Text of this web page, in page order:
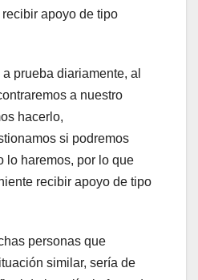
apoyo de tipo
prueba diariamente, al
a nuestro
hacerlo,
si podremos
lo haremos, por lo que
recibir apoyo de tipo
personas que
similar, sería de